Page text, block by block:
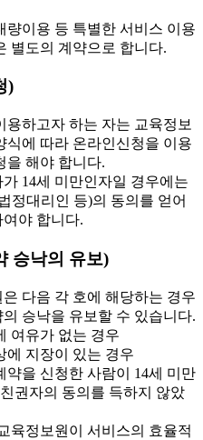
이용 등 특별한 서비스 이용
별도의 계약으로 합니다.
)
하고자 하는 자는 교육정보
식에 따라 온라인신청을 이용
을 해야 합니다.
14세 미만인자일 경우에는
정대리인 등)의 동의를 얻어
야 합니다.
승낙의 유보)
다음 각 호에 해당하는 경우
승낙을 유보할 수 있습니다.
여유가 없는 경우
에 지장이 있는 경우
약을 신청한 사람이 14세 미만
권자의 동의를 득하지 않았
육정보원이 서비스의 효율적